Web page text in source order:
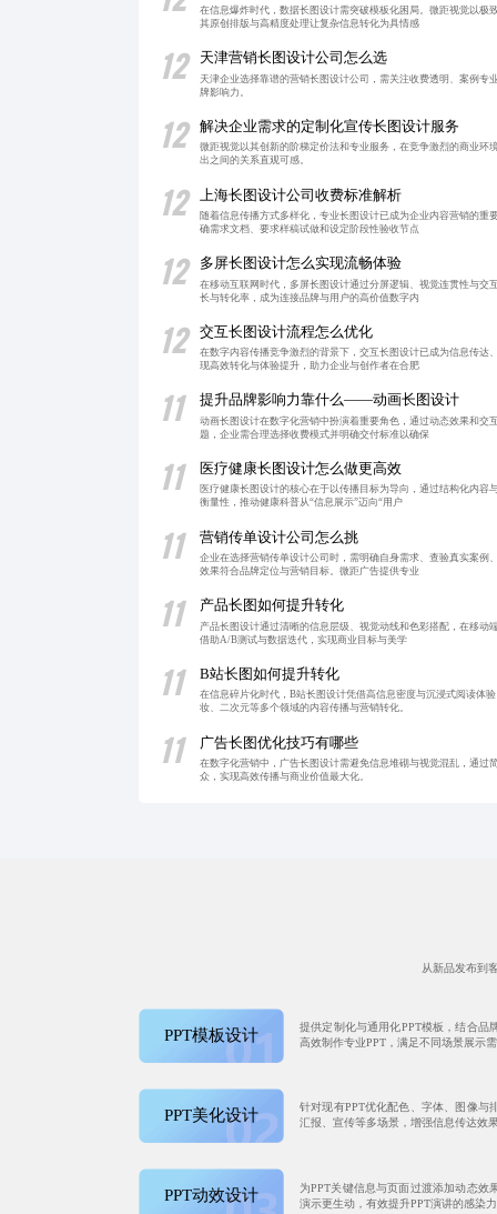
在信息爆炸时代，数据长图设计需突破模板化困局。微距视觉以
其原创排版与高精度处理让复杂信息转化为具情感
12 天津营销长图设计公司怎么选
天津企业选择靠谱的营销长图设计公司，需关注收费透明、案例
牌影响力。
12 解决企业需求的定制化宣传长图设计服务
微距视觉以其创新的阶梯定价法和专业服务，在竞争激烈的商业
出之间的关系直观可感。
12 上海长图设计公司收费标准解析
随着信息传播方式多样化，专业长图设计已成为企业内容营销的
确需求文档、要求样稿试做和设定阶段性验收节点
12 多屏长图设计怎么实现流畅体验
在移动互联网时代，多屏长图设计通过分屏逻辑、视觉连贯性与
长与转化率，成为连接品牌与用户的高价值数字内
12 交互长图设计流程怎么优化
在数字内容传播竞争激烈的背景下，交互长图设计已成为信息传
现高效转化与体验提升，助力企业与创作者在合肥
11 提升品牌影响力靠什么——动画长图设计
动画长图设计在数字化营销中扮演着重要角色，通过动态效果和
题，企业需合理选择收费模式并明确交付标准以确保
11 医疗健康长图设计怎么做更高效
医疗健康长图设计的核心在于以传播目标为导向，通过结构化内
衡量性，推动健康科普从“信息展示”迈向“用户
11 营销传单设计公司怎么挑
企业在选择营销传单设计公司时，需明确自身需求、查验真实案
效果符合品牌定位与营销目标。微距广告提供专业
11 产品长图如何提升转化
产品长图设计通过清晰的信息层级、视觉动线和色彩搭配，在移
借助A/B测试与数据迭代，实现商业目标与美学
11 B站长图如何提升转化
在信息碎片化时代，B站长图设计凭借高信息密度与沉浸式阅读体
妆、二次元等多个领域的内容传播与营销转化。
11 广告长图优化技巧有哪些
在数字化营销中，广告长图设计需避免信息堆砌与视觉混乱，通
众，实现高效传播与商业价值最大化。
从新品发布到
PPT模板设计
提供定制化与通用化PPT模板，结合品
高效制作专业PPT，满足不同场景展示
PPT美化设计
针对现有PPT优化配色、字体、图像与
汇报、宣传等多场景，增强信息传达效
PPT动效设计
为PPT关键信息与页面过渡添加动态效
演示更生动，有效提升PPT演讲的感染